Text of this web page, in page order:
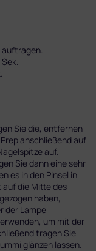
Sie die, entfernen
anschließend auf
auf.
Sie dann eine sehr
es in den Pinsel in
auf die Mitte des
haben,
der Lampe
um mit der
tragen Sie
glänzen lassen.